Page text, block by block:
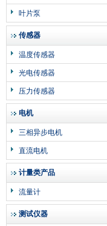
叶片泵
传感器
温度传感器
光电传感器
压力传感器
电机
三相异步电机
直流电机
计量类产品
流量计
测试仪器